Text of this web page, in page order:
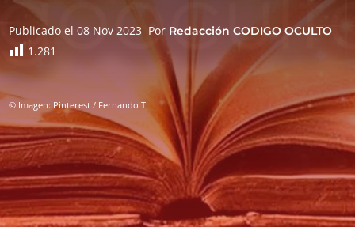
Publicado el 08 Nov 2023 Por Redacción CODIGO OCULTO
1.281
© Imagen: Pinterest / Fernando T.